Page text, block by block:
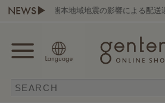
NEWS▶熊本地域地震の影響による配送遅延